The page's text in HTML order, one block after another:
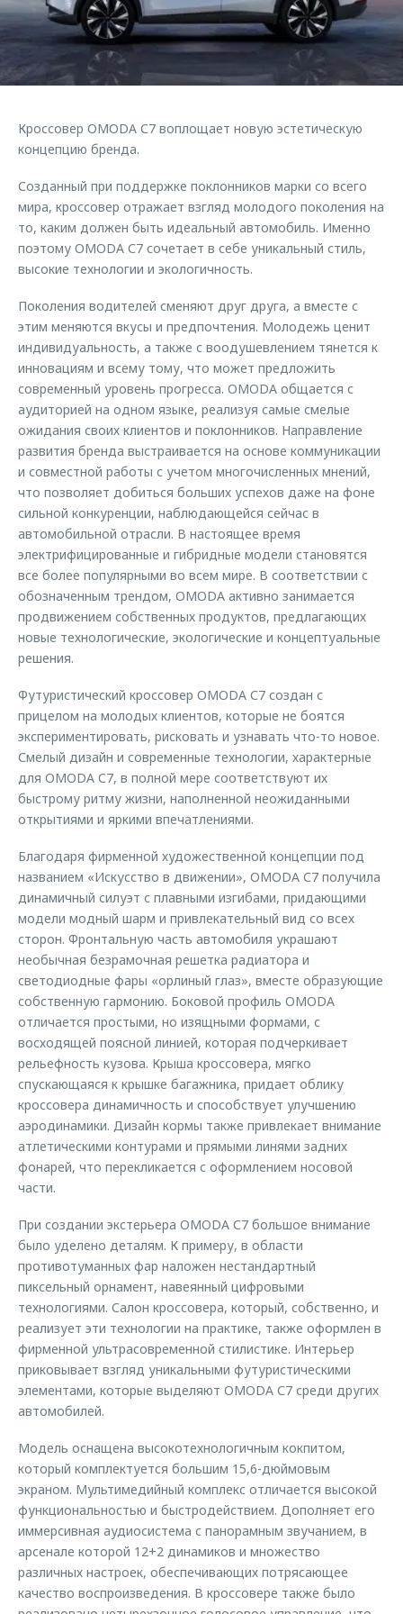
Страхование
Кредитный калькулятор
Аксессуары
Оригинальные аксессуары
Трейд-ин
Калькулятор трейд-ин
Руководства по эксплуатации
Клиентская поддержка
O&J Автоклуб
Приложение O&J
Аксессуары
Одежда и сувениры
Оригинальные аксессуары
Запчасти
Обратная связь
Кроссовер OMODA С7 воплощает новую эстетическую
концепцию бренда.
Созданный при поддержке поклонников марки со всего
мира, кроссовер отражает взгляд молодого поколения на
то, каким должен быть идеальный автомобиль. Именно
поэтому OMODA С7 сочетает в себе уникальный стиль,
высокие технологии и экологичность.
Поколения водителей сменяют друг друга, а вместе с
этим меняются вкусы и предпочтения. Молодежь ценит
индивидуальность, а также с воодушевлением тянется к
инновациям и всему тому, что может предложить
современный уровень прогресса. OMODA общается с
аудиторией на одном языке, реализуя самые смелые
ожидания своих клиентов и поклонников. Направление
развития бренда выстраивается на основе коммуникации
и совместной работы с учетом многочисленных мнений,
что позволяет добиться больших успехов даже на фоне
сильной конкуренции, наблюдающейся сейчас в
автомобильной отрасли. В настоящее время
электрифицированные и гибридные модели становятся
все более популярными во всем мире. В соответствии с
обозначенным трендом, OMODA активно занимается
продвижением собственных продуктов, предлагающих
новые технологические, экологические и концептуальные
решения.
Футуристический кроссовер OMODA С7 создан с
прицелом на молодых клиентов, которые не боятся
экспериментировать, рисковать и узнавать что-то новое.
Смелый дизайн и современные технологии, характерные
для OMODA С7, в полной мере соответствуют их
быстрому ритму жизни, наполненной неожиданными
открытиями и яркими впечатлениями.
Благодаря фирменной художественной концепции под
названием «Искусство в движении», OMODA С7 получила
динамичный силуэт с плавными изгибами, придающими
модели модный шарм и привлекательный вид со всех
сторон. Фронтальную часть автомобиля украшают
необычная безрамочная решетка радиатора и
светодиодные фары «орлиный глаз», вместе образующие
собственную гармонию. Боковой профиль OMODA
отличается простыми, но изящными формами, с
восходящей поясной линией, которая подчеркивает
рельефность кузова. Крыша кроссовера, мягко
спускающаяся к крышке багажника, придает облику
кроссовера динамичность и способствует улучшению
аэродинамики. Дизайн кормы также привлекает внимание
атлетическими контурами и прямыми линями задних
фонарей, что перекликается с оформлением носовой
части.
При создании экстерьера OMODA С7 большое внимание
было уделено деталям. К примеру, в области
противотуманных фар наложен нестандартный
пиксельный орнамент, навеянный цифровыми
технологиями. Салон кроссовера, который, собственно, и
реализует эти технологии на практике, также оформлен в
фирменной ультрасовременной стилистике. Интерьер
приковывает взгляд уникальными футуристическими
элементами, которые выделяют OMODA С7 среди других
автомобилей.
Модель оснащена высокотехнологичным кокпитом,
который комплектуется большим 15,6-дюймовым
экраном. Мультимедийный комплекс отличается высокой
функциональностью и быстродействием. Дополняет его
иммерсивная аудиосистема с панорамным звучанием, в
арсенале которой 12+2 динамиков и множество
различных настроек, обеспечивающих потрясающее
качество воспроизведения. В кроссовере также было